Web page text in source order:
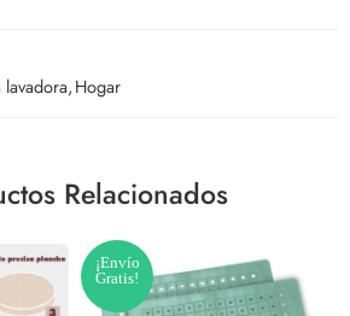
lavadora,Hogar
Relacionados
¡Envío
Gratis!